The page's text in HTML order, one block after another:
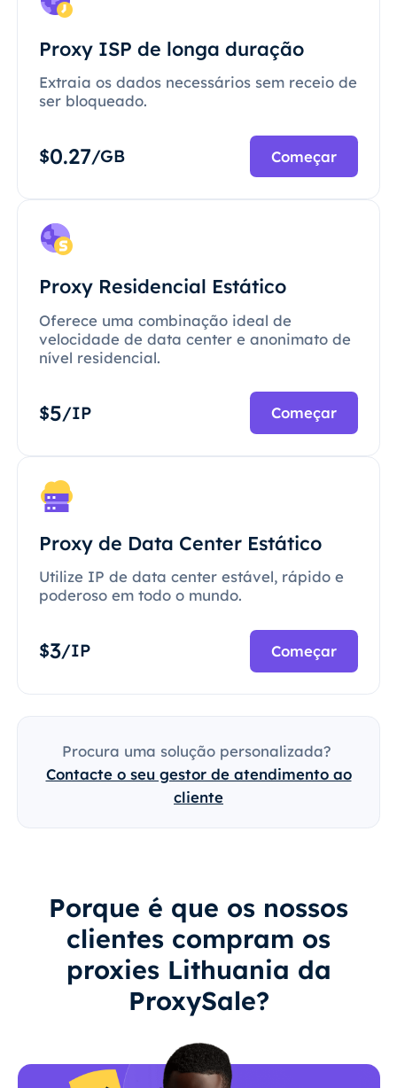
Proxy ISP de longa duração
Extraia os dados necessários sem receio de
ser bloqueado.
$0.27/GB Começar
Proxy Residencial Estático
Oferece uma combinação ideal de
velocidade de data center e anonimato de
nível residencial.
$5/IP Começar
Proxy de Data Center Estático
Utilize IP de data center estável, rápido e
poderoso em todo o mundo.
$3/IP Começar
Procura uma solução personalizada?
Contacte o seu gestor de atendimento ao
cliente
Porque é que os nossos
clientes compram os
proxies Lithuania da
ProxySale?